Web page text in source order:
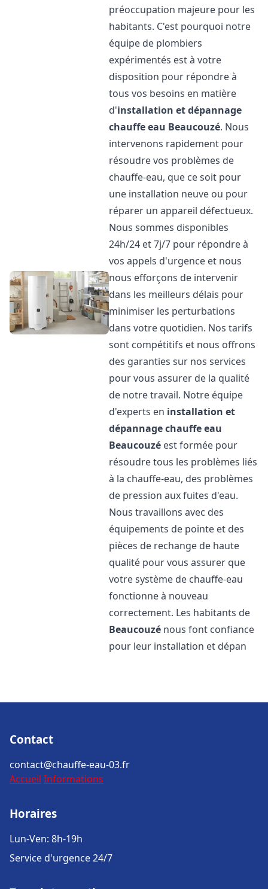
préoccupation majeure pour les
habitants. C'est pourquoi notre
équipe de plombiers
expérimentés est à votre
disposition pour répondre à
tous vos besoins en matière
d'installation et dépannage
chauffe eau Beaucouzé. Nous
intervenons rapidement pour
résoudre vos problèmes de
chauffe-eau, que ce soit pour
une installation neuve ou pour
réparer un appareil défectueux.
Nous sommes disponibles
24h/24 et 7j/7 pour répondre à
vos appels d'urgence et nous
nous efforçons de intervenir
dans les meilleurs délais pour
minimiser les perturbations
dans votre quotidien. Nos tarifs
sont compétitifs et nous offrons
des garanties sur nos services
pour vous assurer de la qualité
de notre travail. Notre équipe
d'experts en installation et
dépannage chauffe eau
Beaucouzé est formée pour
résoudre tous les problèmes liés
à la chauffe-eau, des problèmes
de pression aux fuites d'eau.
Nous travaillons avec des
équipements de pointe et des
pièces de rechange de haute
qualité pour vous assurer que
votre système de chauffe-eau
fonctionne à nouveau
correctement. Les habitants de
Beaucouzé nous font confiance
pour leur installation et dépan
Contact
contact@chauffe-eau-03.fr
Accueil Informations
Horaires
Lun-Ven: 8h-19h
Service d'urgence 24/7